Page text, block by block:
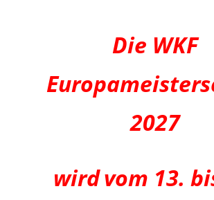
Die WKF
2027
wirdvom 13.